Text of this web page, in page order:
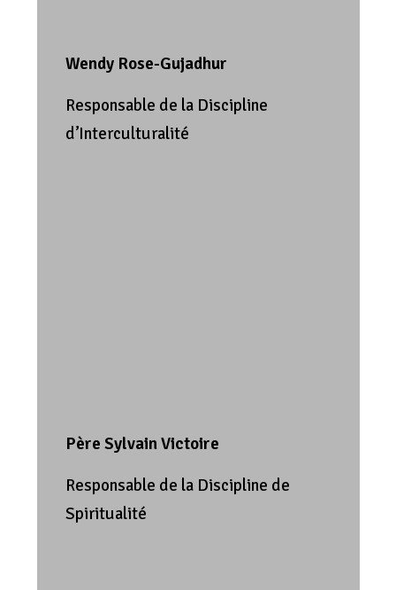
Wendy Rose-Gujadhur
Responsable de la Discipline
d’Interculturalité
Père Sylvain Victoire
Responsable de la Discipline de
Spiritualité